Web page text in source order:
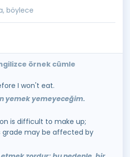
böylece
örnek cümle
I won't eat.
yemek yemeyeceğim.
is difficult to make up;
grade may be affected by